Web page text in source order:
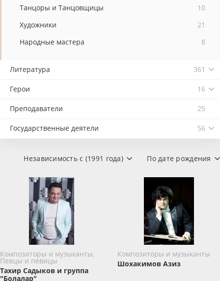
Танцоры и Танцовщицы
10
Художники
21
Народные мастера
8
Литература 361
Герои 16
Преподаватели 25
Государственные деятели 56
По дате рождения
Независимость с (1991 года)
Композиторы и музыканты,
Певцы и певицы
Тахир Садыков и группа
"Болалар"
Композиторы и музыканты
Шохакимов Азиз